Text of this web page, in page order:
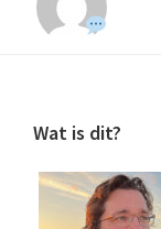
Footer
Wat is dit?